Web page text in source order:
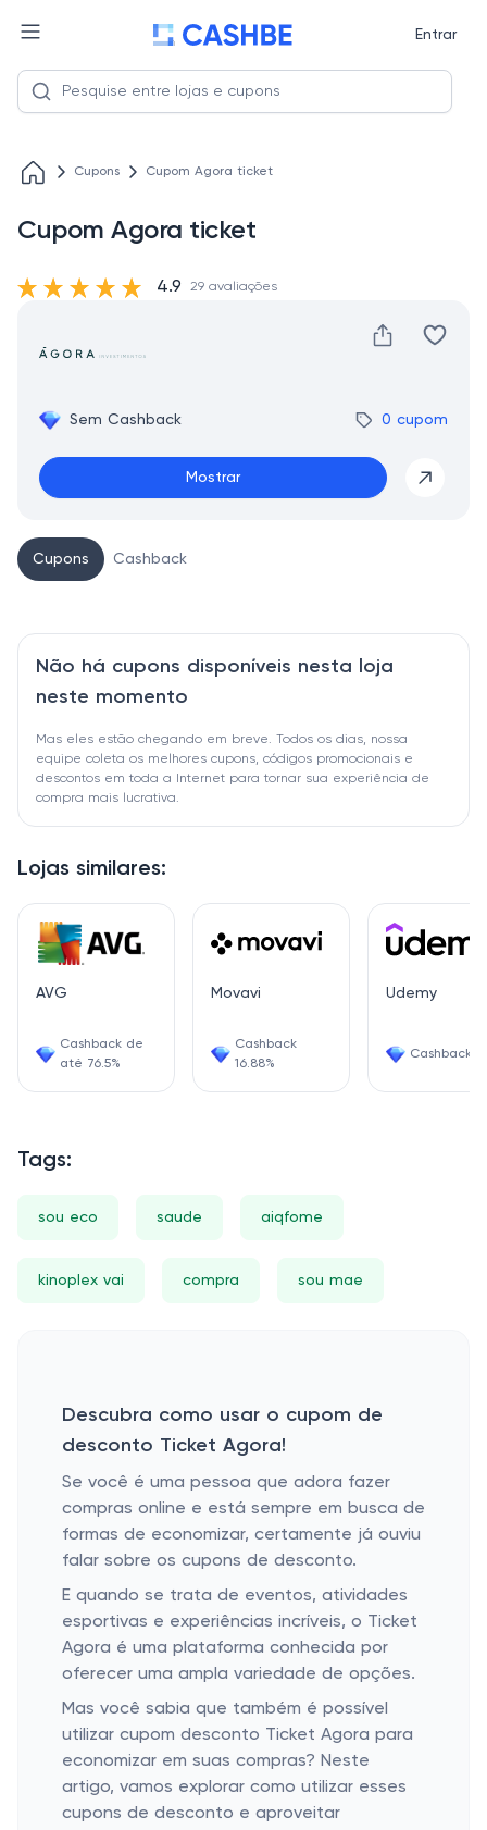
Entrar
Cupons Cupom Agora ticket
Cupom Agora ticket
Sem Cashback 0 cupom
Mostrar
4.9 29 avaliações
Lojas similares:
AVG
Cashback de
até 76.5%
Movavi
Cashback
16.88%
Udemy
Cashback
Tags:
sou eco saude aiqfome
kinoplex vai compra sou mae
Cupons Cashback
Não há cupons disponíveis nesta loja
neste momento
Mas eles estão chegando em breve. Todos os dias, nossa
equipe coleta os melhores cupons, códigos promocionais e
descontos em toda a Internet para tornar sua experiência de
compra mais lucrativa.
Descubra como usar o cupom de
desconto Ticket Agora!
Se você é uma pessoa que adora fazer
compras online e está sempre em busca de
formas de economizar, certamente já ouviu
falar sobre os cupons de desconto.
E quando se trata de eventos, atividades
esportivas e experiências incríveis, o Ticket
Agora é uma plataforma conhecida por
oferecer uma ampla variedade de opções.
Mas você sabia que também é possível
utilizar cupom desconto Ticket Agora para
economizar em suas compras? Neste
artigo, vamos explorar como utilizar esses
cupons de desconto e aproveitar